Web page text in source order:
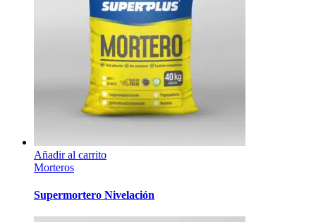
Añadir al carrito
Morteros
Supermortero Nivelación